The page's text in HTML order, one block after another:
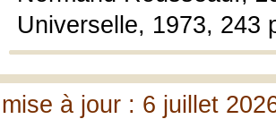
Universelle, 1973, 243
à jour : 6 juillet